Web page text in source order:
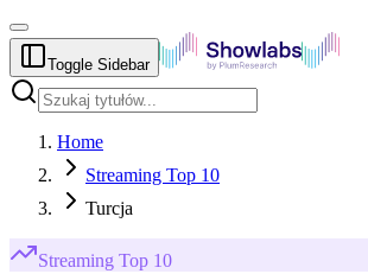
Toggle Sidebar
Home
Streaming Top 10
Turcja
Streaming Top 10